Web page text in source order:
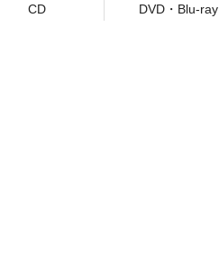
CD DVD・Blu-ray